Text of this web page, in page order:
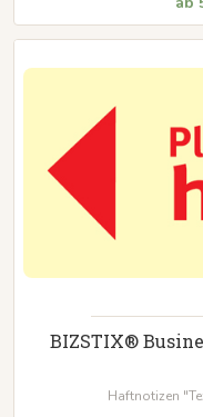
BIZSTIX®
Haftnotizen